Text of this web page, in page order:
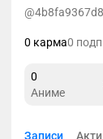
0 карма0
0
Аниме
Записи